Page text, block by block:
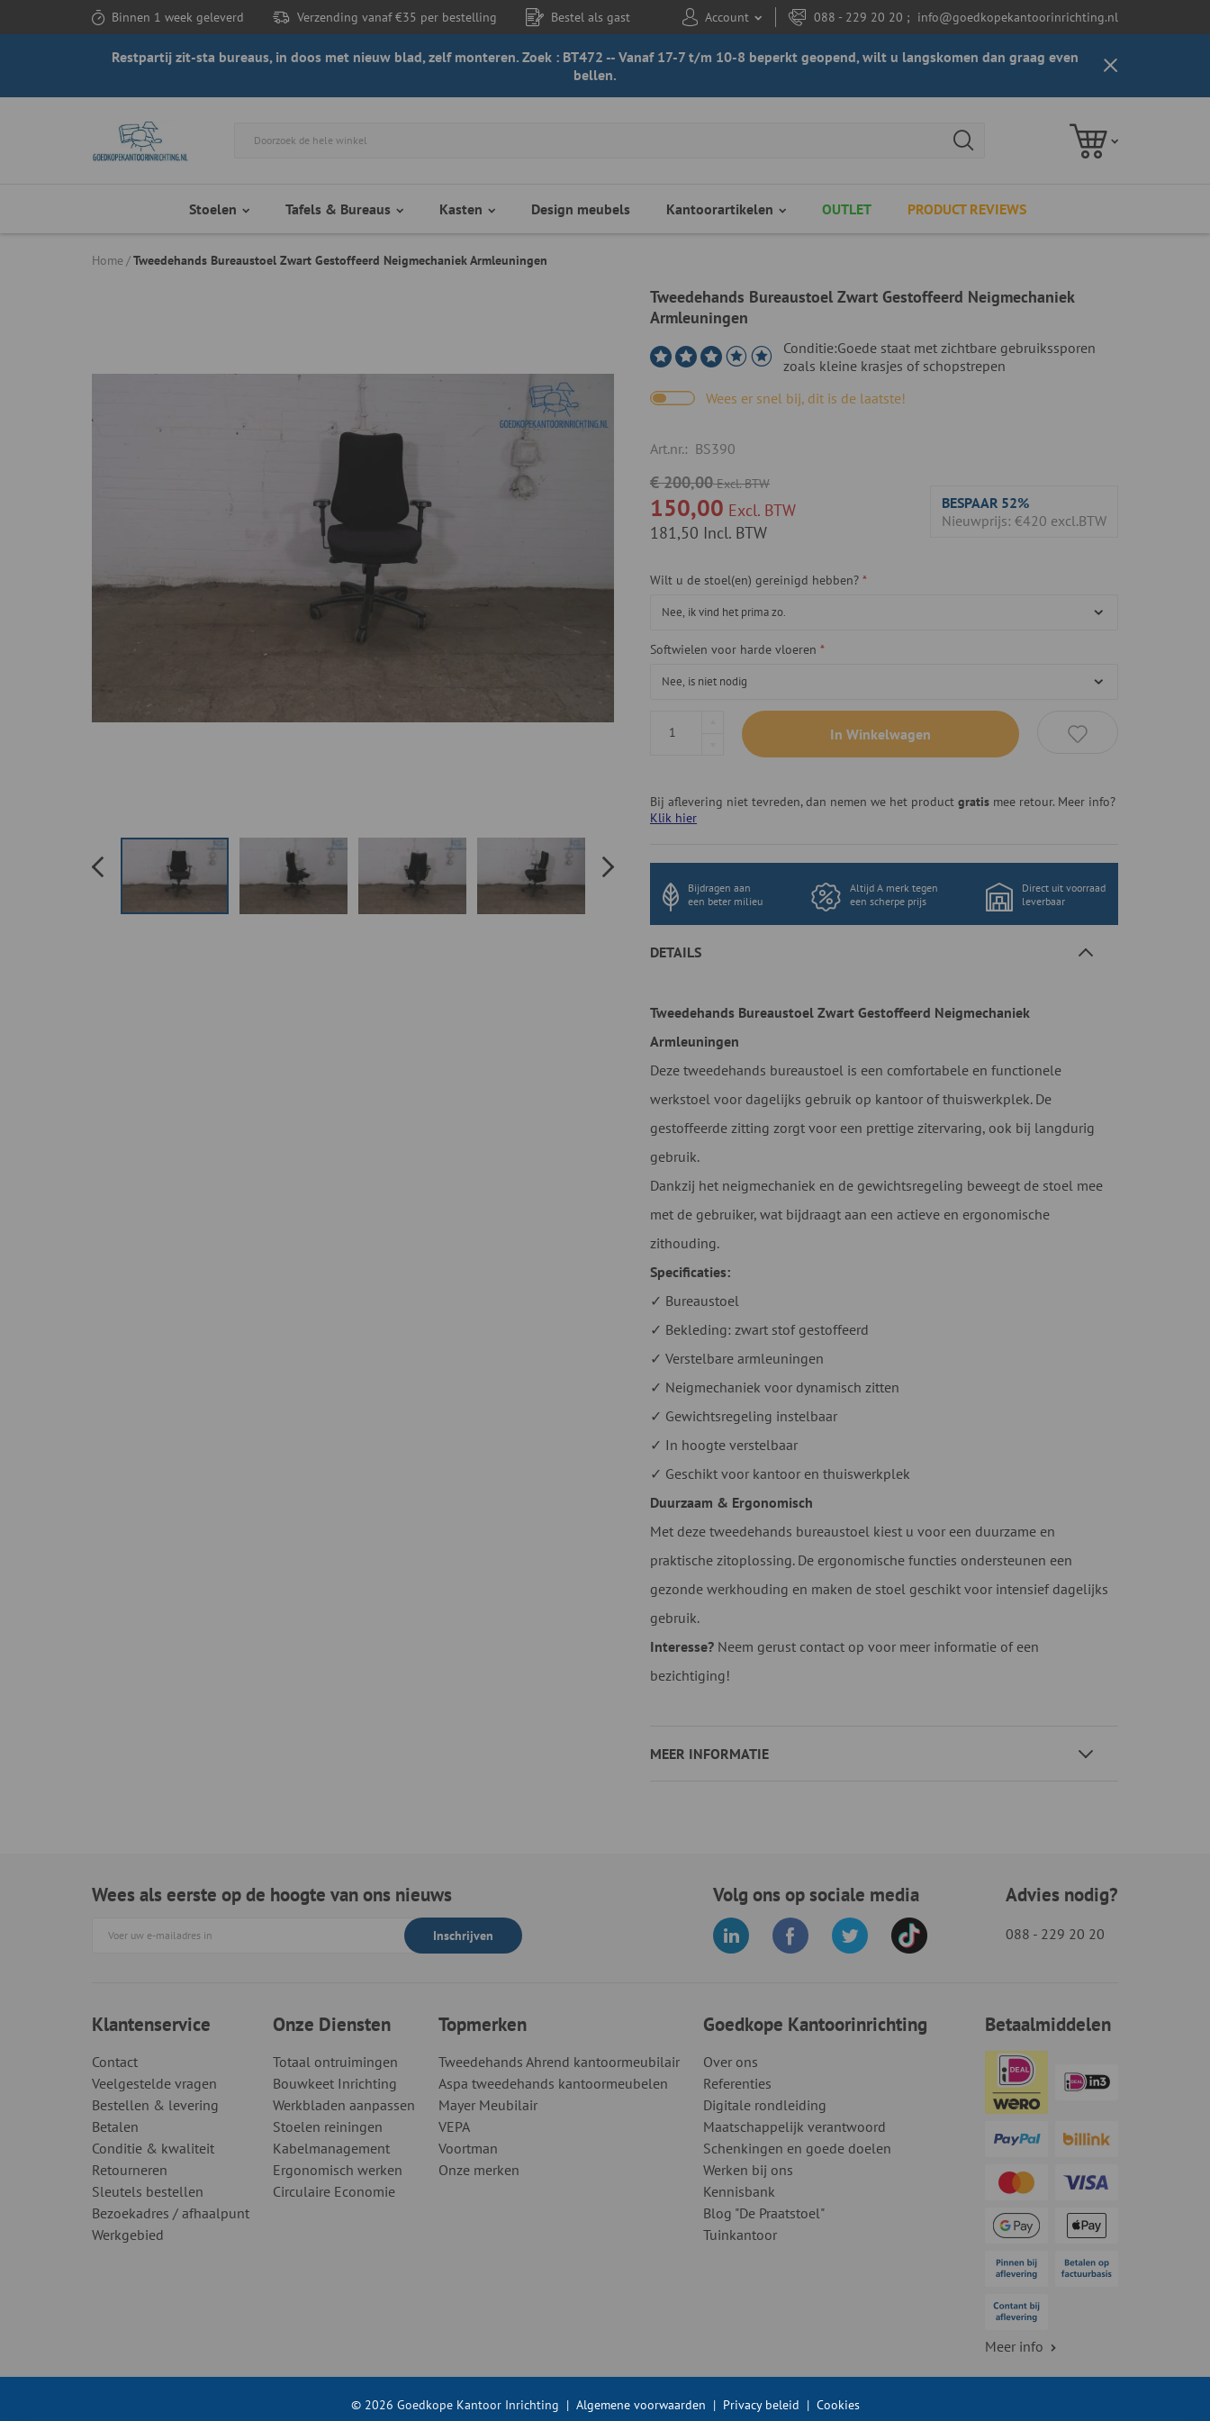
Binnen 1 week geleverd Verzending vanaf €35 per bestelling Bestel als gast Account 088 - 229 20 20 ; info@goedkopekantoorinrichting.nl
Restpartij zit-sta bureaus, in doos met nieuw blad, zelf monteren. Zoek : BT472 -- Vanaf 17-7 t/m 10-8 beperkt geopend, wilt u langskomen dan graag even
bellen.
Stoelen Tafels & Bureaus Kasten Design meubels Kantoorartikelen OUTLET PRODUCT REVIEWS
Home Tweedehands Bureaustoel Zwart Gestoffeerd Neigmechaniek Armleuningen
Tweedehands Bureaustoel Zwart Gestoffeerd Neigmechaniek
Armleuningen
Conditie:Goede staat met zichtbare gebruikssporen
zoals kleine krasjes of schopstrepen
Wees er snel bij, dit is de laatste!
Art.nr.: BS390
BESPAAR 52%
Nieuwprijs: €420 excl.BTW
€ 200,00 Excl. BTW
181,50 Incl. BTW
150,00 Excl. BTW
Wilt u de stoel(en) gereinigd hebben?
Softwielen voor harde vloeren
In Winkelwagen
Bij aflevering niet tevreden, dan nemen we het productgratis mee retour. Meer info?
Klik hier
Bijdragen aan
een beter milieu
Altijd A merk tegen
een scherpe prijs
Direct uit voorraad
leverbaar
DETAILS
Tweedehands Bureaustoel Zwart Gestoffeerd Neigmechaniek
Armleuningen
Deze tweedehands bureaustoel is een comfortabele en functionele
werkstoel voor dagelijks gebruik op kantoor of thuiswerkplek. De
gestoffeerde zitting zorgt voor een prettige zitervaring, ook bij langdurig
gebruik.
Dankzij het neigmechaniek en de gewichtsregeling beweegt de stoel mee
met de gebruiker, wat bijdraagt aan een actieve en ergonomische
zithouding.
Specificaties:
✓ Bureaustoel
✓ Bekleding: zwart stof gestoffeerd
✓ Verstelbare armleuningen
✓ Neigmechaniek voor dynamisch zitten
✓ Gewichtsregeling instelbaar
✓ In hoogte verstelbaar
✓ Geschikt voor kantoor en thuiswerkplek
Duurzaam & Ergonomisch
Met deze tweedehands bureaustoel kiest u voor een duurzame en
praktische zitoplossing. De ergonomische functies ondersteunen een
gezonde werkhouding en maken de stoel geschikt voor intensief dagelijks
gebruik.
Interesse? Neem gerust contact op voor meer informatie of een
bezichtiging!
MEER INFORMATIE
Wees als eerste op de hoogte van ons nieuws
Inschrijven
Volg ons op sociale media
Klantenservice
Contact
Veelgestelde vragen
Bestellen & levering
Betalen
Conditie & kwaliteit
Retourneren
Sleutels bestellen
Bezoekadres / afhaalpunt
Werkgebied
Onze Diensten
Totaal ontruimingen
Bouwkeet Inrichting
Werkbladen aanpassen
Stoelen reiningen
Kabelmanagement
Ergonomisch werken
Circulaire Economie
Topmerken
Tweedehands Ahrend kantoormeubilair
Aspa tweedehands kantoormeubelen
Mayer Meubilair
VEPA
Voortman
Onze merken
Goedkope Kantoorinrichting
Over ons
Referenties
Digitale rondleiding
Maatschappelijk verantwoord
Schenkingen en goede doelen
Werken bij ons
Kennisbank
Blog "De Praatstoel"
Tuinkantoor
Advies nodig?
088 - 229 20 20
Betaalmiddelen
Meer info
| Algemene voorwaarden | Privacy beleid | Cookies
© 2026 Goedkope Kantoor Inrichting